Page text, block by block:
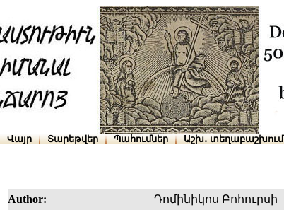
Վայր Տարեթվեր Պահումներ Աշխ․ տեղաբաշխում
Author:
Դոմինիկոս Բոհուրսի